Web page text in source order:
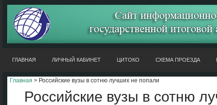
ГЛАВНАЯ ЛИЧНЫЙ КАБИНЕТ ЦИТОКО СХЕМА ПРОЕЗДА
Главная > Российские вузы в сотню лучших не попали
Российские вузы в сотню